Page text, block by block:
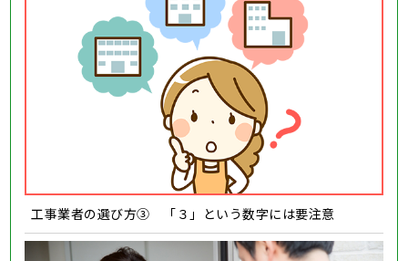
工事業者の選び方③ 「３」という数字には要注意